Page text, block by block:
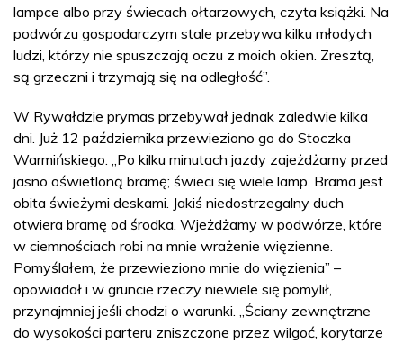
lampce albo przy świecach ołtarzowych, czyta książki. Na
podwórzu gospodarczym stale przebywa kilku młodych
ludzi, którzy nie spuszczają oczu z moich okien. Zresztą,
są grzeczni i trzymają się na odległość”.
W Rywałdzie prymas przebywał jednak zaledwie kilka
dni. Już 12 października przewieziono go do Stoczka
Warmińskiego. „Po kilku minutach jazdy zajeżdżamy przed
jasno oświetloną bramę; świeci się wiele lamp. Brama jest
obita świeżymi deskami. Jakiś niedostrzegalny duch
otwiera bramę od środka. Wjeżdżamy w podwórze, które
w ciemnościach robi na mnie wrażenie więzienne.
Pomyślałem, że przewieziono mnie do więzienia” –
opowiadał i w gruncie rzeczy niewiele się pomylił,
przynajmniej jeśli chodzi o warunki. „Ściany zewnętrzne
do wysokości parteru zniszczone przez wilgoć, korytarze